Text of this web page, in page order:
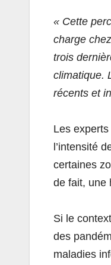
« Cette
charge
trois
climatique.
récents et
Les
l’intensité
certaines
de fait, une
Si le
des
maladies